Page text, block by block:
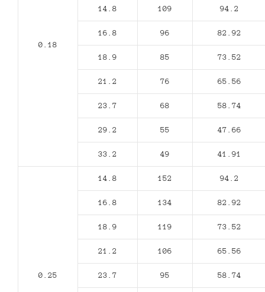
0.18
14.8 109 94.2
16.8 96 82.92
18.9 85 73.52
21.2 76 65.56
23.7 68 58.74
29.2 55 47.66
33.2 49 41.91
0.25
14.8 152 94.2
16.8 134 82.92
18.9 119 73.52
21.2 106 65.56
23.7 95 58.74